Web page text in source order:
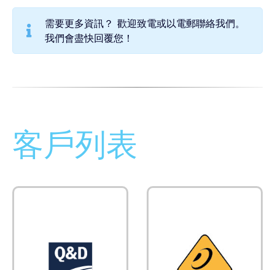
需要更多資訊？ 歡迎致電或以電郵聯絡我們。
我們會盡快回覆您！
客戶列表
在同行優質、全
面、創新的市場地
最合理的價錢，給
客戶提供最好的器